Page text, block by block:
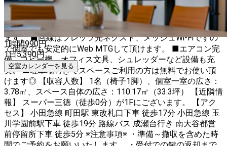
利用頂けます！ 【設備】 ■机、椅子（キャスター付き）、
電源、デスクライト、アルコールスプレー ※オンラインカ
メラ、電源タップ（ 4AC+3USBポート）無料貸し出し致し
ます。 ■回線はフレッツ光ネクスト、メッシュWi-Fiですの
で個室でも安定的にWeb MTGして頂けます。 ■エアコン完
備、コピー機、オフィス文具、シュレッダーなど設備も充
実。 ■駐車場付きでスペースご利用の方は無料でお使い頂
けます◎ 【収容人数】 1名（椅子1脚）、個室一室の広さ：
3.78㎡、スペース自体の広さ：110.17㎡（33.3坪） 【近隣情
報】 スーパー三徳（徒歩0分）が1Fにございます。 【アク
セス】 小田急線 町田駅 東改札口下車 徒歩17分 小田急線 玉
川学園前駅下車 徒歩19分 路線バス 成瀬台行き 南大谷都営
前停留所下車 徒歩5分 ※注意事項※ ・準備～撤収を含めた時
1時間990円
1日5,390円
空室カレンダーを見る